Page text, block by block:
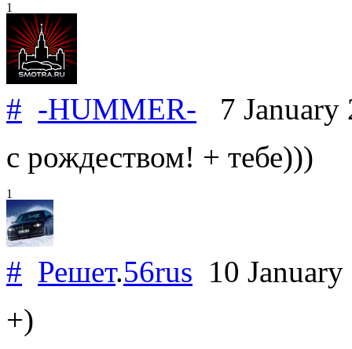
1
# -HUMMER- 7 January
с рождеством! + тебе)))
1
# Решет.56rus 10
+)